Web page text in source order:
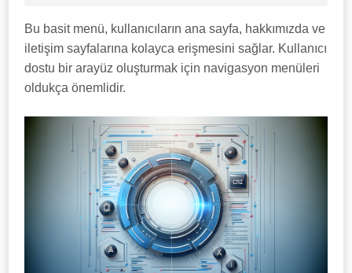
Bu basit menü, kullanıcıların ana sayfa, hakkımızda ve
iletişim sayfalarına kolayca erişmesini sağlar. Kullanıcı
dostu bir arayüz oluşturmak için navigasyon menüleri
oldukça önemlidir.